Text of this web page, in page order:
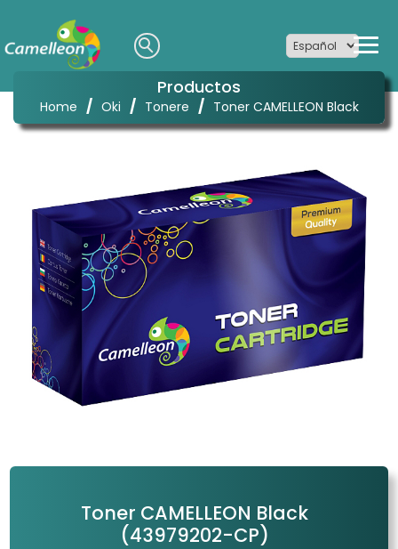
Productos
Home / Oki / Tonere / Toner CAMELLEON Black
Toner CAMELLEON Black
(43979202-CP)